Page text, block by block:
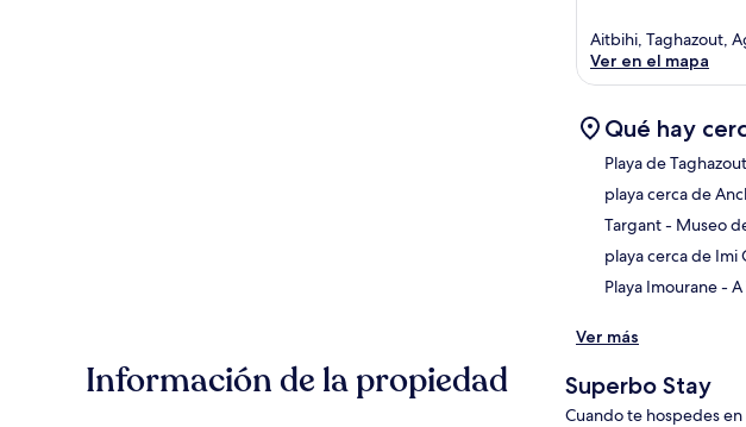
Aitbihi, Taghazout,
Ver en el mapa
Qué hay
Playa de Taghazout
playa cerca de
Targant - Museo
playa cerca de Imi
Playa Imourane- A
Ver más
Información de la propiedad Superbo Stay
Cuando te hospedes en